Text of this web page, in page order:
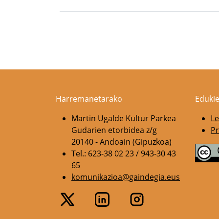
Harremanetarako
Martin Ugalde Kultur Parkea
Gudarien etorbidea z/g
20140 - Andoain (Gipuzkoa)
Tel.: 623-38 02 23 / 943-30 43
65
komunikazioa@gaindegia.eus